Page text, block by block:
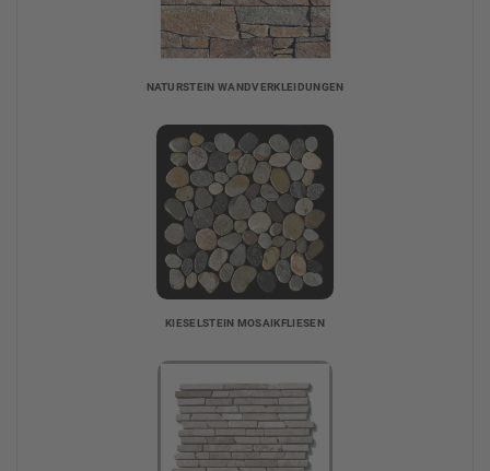
NATURSTEIN WANDVERKLEIDUNGEN
KIESELSTEIN MOSAIKFLIESEN